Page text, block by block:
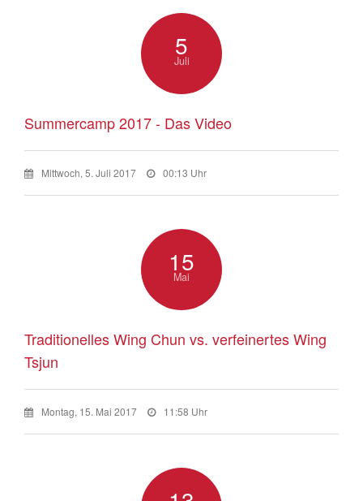
5
Juli
Summercamp 2017 - Das Video
Mittwoch, 5. Juli 2017 00:13 Uhr
15
Mai
Traditionelles Wing Chun vs. verfeinertes Wing
Tsjun
Montag, 15. Mai 2017 11:58 Uhr